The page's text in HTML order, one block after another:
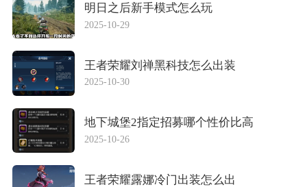
明日之后新手模式怎么玩
2025-10-29
王者荣耀刘禅黑科技怎么出装
2025-10-30
地下城堡2指定招募哪个性价比高
2025-10-26
王者荣耀露娜冷门出装怎么出